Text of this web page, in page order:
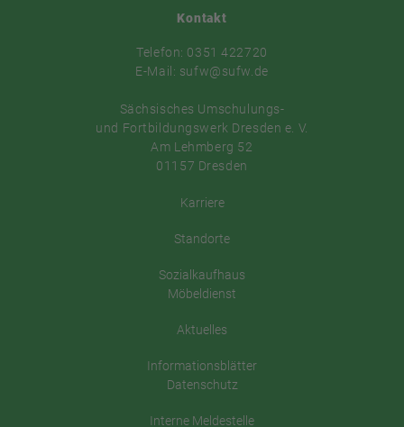
Kontakt
Telefon: 0351 422720
E-Mail: sufw@sufw.de
Sächsisches Umschulungs-
und Fortbildungswerk Dresden e. V.
Am Lehmberg 52
01157 Dresden
Karriere
Standorte
Sozialkaufhaus
Möbeldienst
Aktuelles
Informationsblätter
Datenschutz
Interne Meldestelle